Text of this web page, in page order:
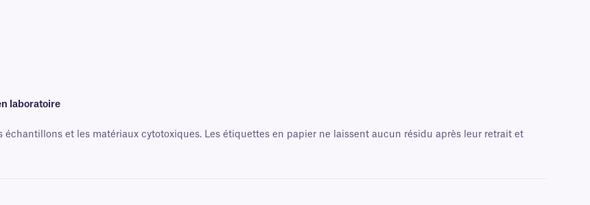
laboratoire
et les matériaux cytotoxiques. Les étiquettes en papier ne laissent aucun résidu après leur retrait et